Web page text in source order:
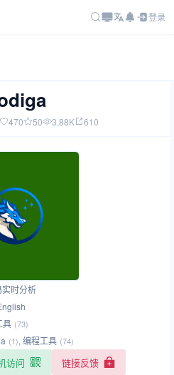
登录
470 50 3.88K 610
时分析
具 (73)
(1), 编程工具 (74)
访问 链接反馈